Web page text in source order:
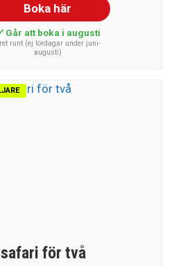
Boka här
Går att boka i augusti
runt (ej lördagar under juni-
augusti)
för två